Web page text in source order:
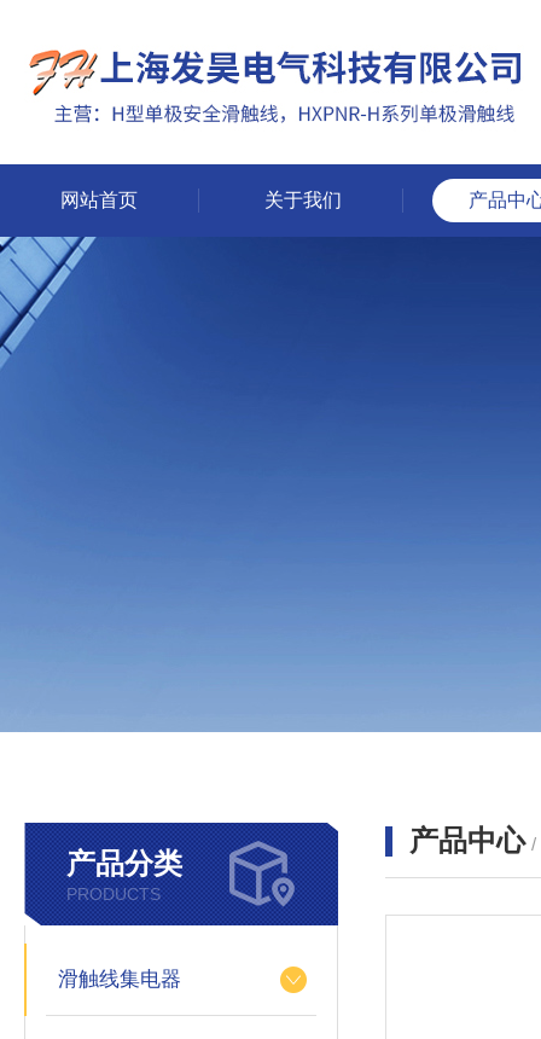
网站首页 关于我们 产品中
产品分类
PRODUCTS
滑触线集电器
产品中心 /